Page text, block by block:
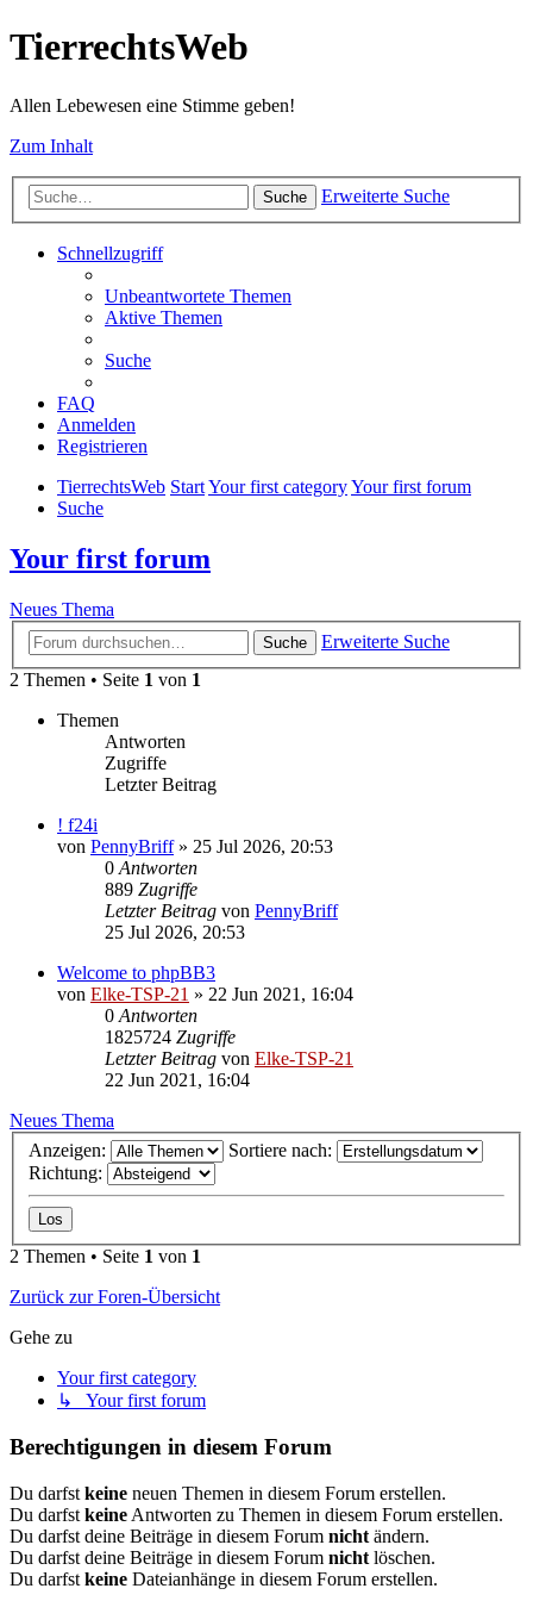
TierrechtsWeb
Allen Lebewesen eine Stimme geben!
Zum Inhalt
Suche Erweiterte Suche
Schnellzugriff
Unbeantwortete Themen
Aktive Themen
Suche
FAQ
Anmelden
Registrieren
TierrechtsWeb StartYour first categoryYour first forum
Suche
Your first forum
Neues Thema
Suche
Erweiterte Suche
2 Themen • Seite 1 von 1
Themen
Antworten
Zugriffe
Letzter Beitrag
! f24i
von PennyBriff» 25 Jul 2026, 20:53
0 Antworten
889 Zugriffe
Letzter Beitrag von PennyBriff
25 Jul 2026, 20:53
Welcome to phpBB3
von Elke-TSP-21 » 22 Jun 2021, 16:04
0 Antworten
1825724 Zugriffe
Letzter Beitrag von Elke-TSP-21
22 Jun 2021, 16:04
Neues Thema
Anzeigen:
Sortiere nach:
Richtung:
2 Themen • Seite 1 von 1
Zurück zur Foren-Übersicht
Gehe zu
Your first category
↳ Your first forum
Berechtigungen in diesem Forum
Du darfst keine neuen Themen in diesem Forum erstellen.
Du darfst keine Antworten zu Themen in diesem Forum erstellen.
Du darfst deine Beiträge in diesem Forum nicht ändern.
Du darfst deine Beiträge in diesem Forum nicht löschen.
Du darfst keine Dateianhänge in diesem Forum erstellen.